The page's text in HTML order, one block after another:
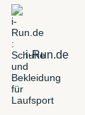
i-Run.de